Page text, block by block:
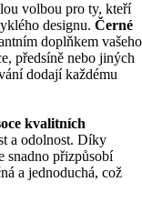
volbou pro ty, kteří
designu. Černé
doplňkem vašeho
předsíně nebo jiných
dodají každému
kvalitních
a odolnost. Díky
snadno přizpůsobí
a jednoduchá, což